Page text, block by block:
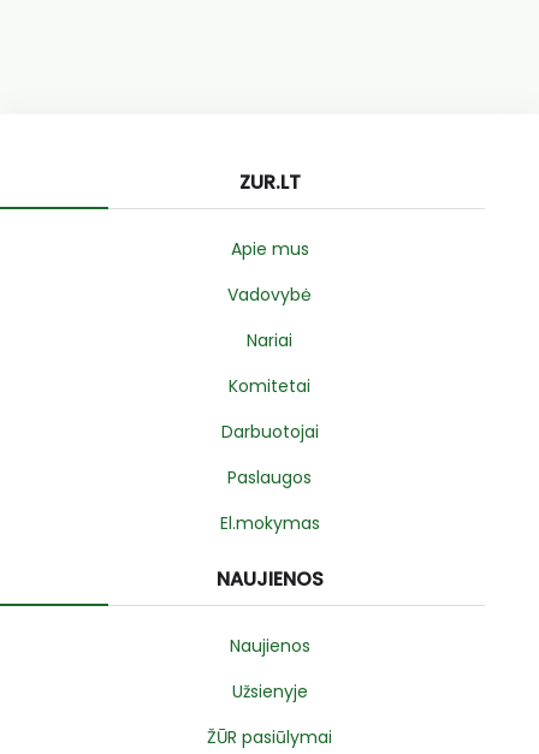
ZUR.LT
Apie mus
Vadovybė
Nariai
Komitetai
Darbuotojai
Paslaugos
El.mokymas
NAUJIENOS
Naujienos
Užsienyje
ŽŪR pasiūlymai